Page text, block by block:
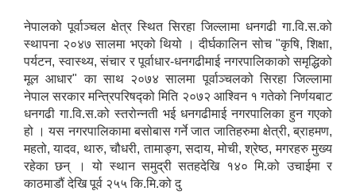
नेपालको पूर्वाञ्चल क्षेत्र स्थित सिरहा जिल्लामा धनगढी गा.वि.स.को
स्थापना २०४७ सालमा भएको थियो । दीर्घकालिन सोच "कृषि, शिक्षा,
पर्यटन, स्वास्थ्य, संचार र पूर्वाधार-धनगढीमाई नगरपालिकाको समृद्धिको
मूल आधार" का साथ २०७४ सालमा पूर्वाञ्चलको सिरहा जिल्लामा
नेपाल सरकार मन्त्रिपरिषद्को मिति २०७२ आश्विन १ गतेको निर्णयबाट
धनगढी गा.वि.स.को स्तरोन्नती भई धनगढीमाई नगरपालिका हुन गएको
हो । यस नगरपालिकामा बसोबास गर्ने जात जातिहरुमा क्षेत्री, ब्राहमण,
महतो, यादव, थारु, चौधरी, तामाङ्ग, सदाय, मोची, श्रेष्ठ, मगरहरु मुख्य
रहेका छन् । यो स्थान समुद्री सतहदेखि १४० मि.को उचाईमा र
काठमाडौं देखि पूर्व २५५ कि.मि.को दु